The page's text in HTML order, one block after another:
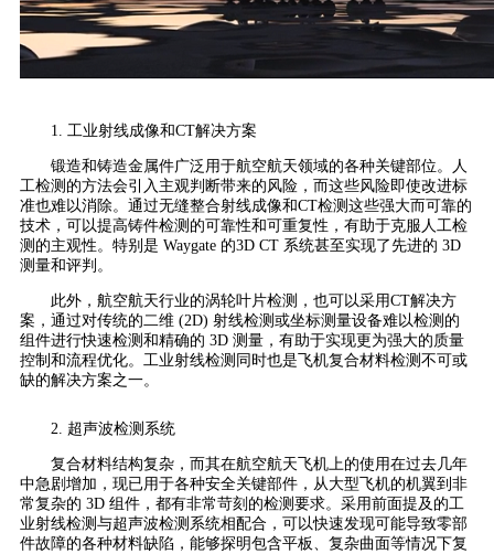
1. 工业射线成像和CT解决方案
锻造和铸造金属件广泛用于航空航天领域的各种关键部位。人
工检测的方法会引入主观判断带来的风险，而这些风险即使改进标
准也难以消除。通过无缝整合射线成像和CT检测这些强大而可靠的
技术，可以提高铸件检测的可靠性和可重复性，有助于克服人工检
测的主观性。特别是 Waygate 的3D CT 系统甚至实现了先进的 3D
测量和评判。
此外，航空航天行业的涡轮叶片检测，也可以采用CT解决方
案，通过对传统的二维 (2D) 射线检测或坐标测量设备难以检测的
组件进行快速检测和精确的 3D 测量，有助于实现更为强大的质量
控制和流程优化。工业射线检测同时也是飞机复合材料检测不可或
缺的解决方案之一。
2. 超声波检测系统
复合材料结构复杂，而其在航空航天飞机上的使用在过去几年
中急剧增加，现已用于各种安全关键部件，从大型飞机的机翼到非
常复杂的 3D 组件，都有非常苛刻的检测要求。采用前面提及的工
业射线检测与超声波检测系统相配合，可以快速发现可能导致零部
件故障的各种材料缺陷，能够探明包含平板、复杂曲面等情况下复